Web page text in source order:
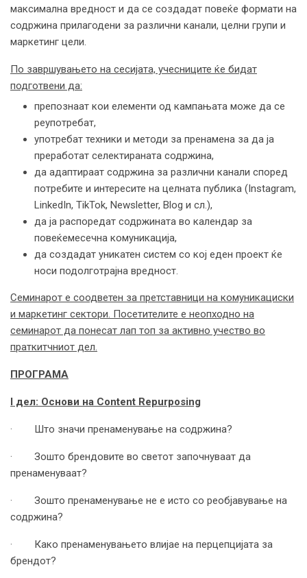
максимална вредност и да се создадат повеќе формати на
содржина прилагодени за различни канали, целни групи и
маркетинг цели.
По завршувањето на сесијата, учесниците ќе бидат
подготвени да:
препознаат кои елементи од кампањата може да се
реупотребат,
употребат техники и методи за пренамена за да ја
преработат селектираната содржина,
да адаптираат содржина за различни канали според
потребите и интересите на целната публика (Instagram,
LinkedIn, TikTok, Newsletter, Blog и сл.),
да ја распоредат содржината во календар за
повеќемесечна комуникација,
да создадат уникатен систем со кој еден проект ќе
носи подолготрајна вредност.
Семинарот е соодветен за претставници на комуникациски
и маркетинг сектори. Посетителите е неопходно на
семинарот да понесат лап топ за активно учество во
праткитчниот дел.
ПРОГРАМА
I дел: Основи на Content Repurposing
· Што значи пренаменување на содржина?
· Зошто брендовите во светот започнуваат да
пренаменуваат?
· Зошто пренаменување не е исто со реобјавување на
содржина?
· Како пренаменувањето влијае на перцепцијата за
брендот?